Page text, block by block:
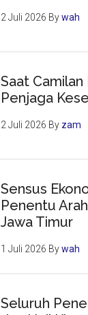
2 Juli 2026 Bywah
Saat Camilan
Penjaga
2 Juli 2026 By zam
Sensus
Penentu
Jawa Timur
1 Juli 2026 Bywah
Seluruh